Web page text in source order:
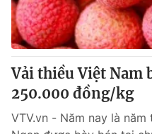
Vải thiều Việt Nam
250.000 đồng/kg
VTV.vn - Năm nay là